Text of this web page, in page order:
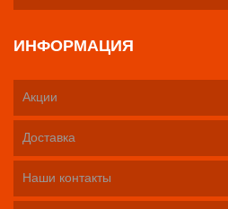
ИНФОРМАЦИЯ
Акции
Доставка
Наши контакты